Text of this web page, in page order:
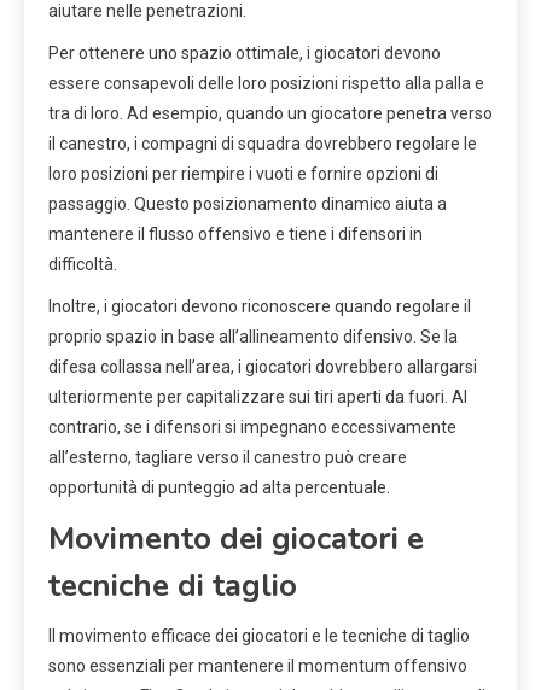
aiutare nelle penetrazioni.
Per ottenere uno spazio ottimale, i giocatori devono
essere consapevoli delle loro posizioni rispetto alla palla e
tra di loro. Ad esempio, quando un giocatore penetra verso
il canestro, i compagni di squadra dovrebbero regolare le
loro posizioni per riempire i vuoti e fornire opzioni di
passaggio. Questo posizionamento dinamico aiuta a
mantenere il flusso offensivo e tiene i difensori in
difficoltà.
Inoltre, i giocatori devono riconoscere quando regolare il
proprio spazio in base all’allineamento difensivo. Se la
difesa collassa nell’area, i giocatori dovrebbero allargarsi
ulteriormente per capitalizzare sui tiri aperti da fuori. Al
contrario, se i difensori si impegnano eccessivamente
all’esterno, tagliare verso il canestro può creare
opportunità di punteggio ad alta percentuale.
Movimento dei giocatori e
tecniche di taglio
Il movimento efficace dei giocatori e le tecniche di taglio
sono essenziali per mantenere il momentum offensivo